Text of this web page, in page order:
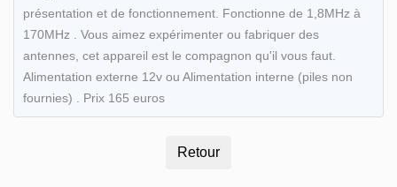
présentation et de fonctionnement. Fonctionne de 1,8MHz à
170MHz . Vous aimez expérimenter ou fabriquer des
antennes, cet appareil est le compagnon qu'il vous faut.
Alimentation externe 12v ou Alimentation interne (piles non
fournies) . Prix 165 euros